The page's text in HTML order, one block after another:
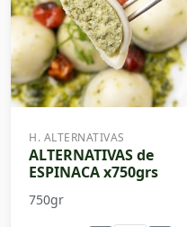
H. ALTERNATIVAS
ALTERNATIVAS de
ESPINACA x750grs
750gr